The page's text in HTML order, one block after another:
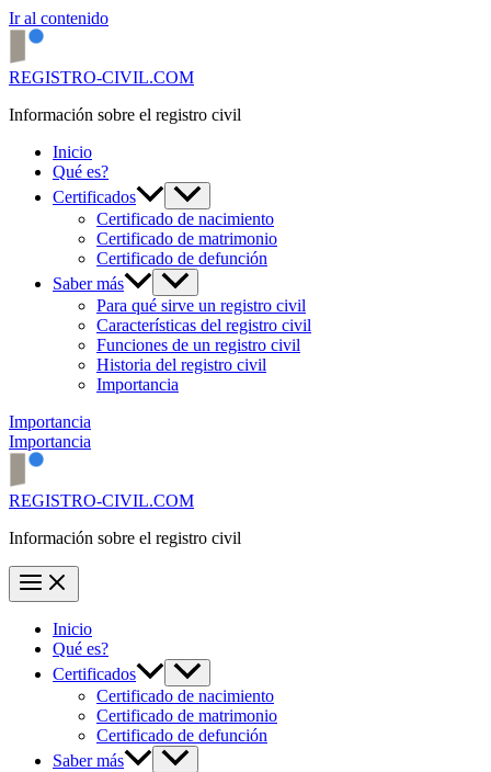
Ir al contenido
REGISTRO-CIVIL.COM
Información sobre el registro civil
Inicio
Qué es?
Certificados
Certificado de nacimiento
Certificado de matrimonio
Certificado de defunción
Saber más
Para qué sirve un registro civil
Características del registro civil
Funciones de un registro civil
Historia del registro civil
Importancia
Importancia
Importancia
REGISTRO-CIVIL.COM
Información sobre el registro civil
Inicio
Qué es?
Certificados
Certificado de nacimiento
Certificado de matrimonio
Certificado de defunción
Saber más